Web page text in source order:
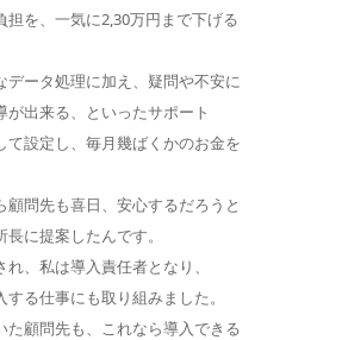
担を、一気に2,30万円まで下げる
データ処理に加え、疑問や不安に
が出来る、といったサポート
て設定し、毎月幾ばくかのお金を
顧問先も喜日、安心するだろうと
に提案したんです。
、私は導入責任者となり、
る仕事にも取り組みました。
た顧問先も、これなら導入できる